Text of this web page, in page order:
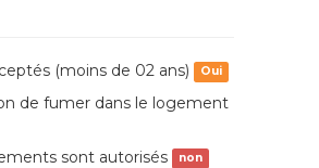
(moins de 02 ans) Oui
de fumer dans le logement
sont autorisés non